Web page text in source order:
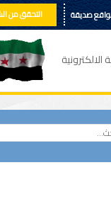
التحقق من صديقة
الالكترونية